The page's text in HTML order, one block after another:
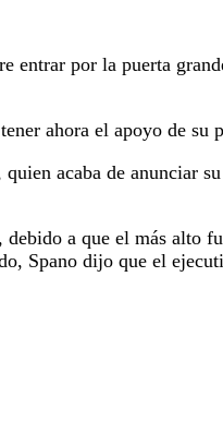
por la puerta
ahora el apoyo de su
quien acaba de anunciar
a que el más alto
Spano dijo que el